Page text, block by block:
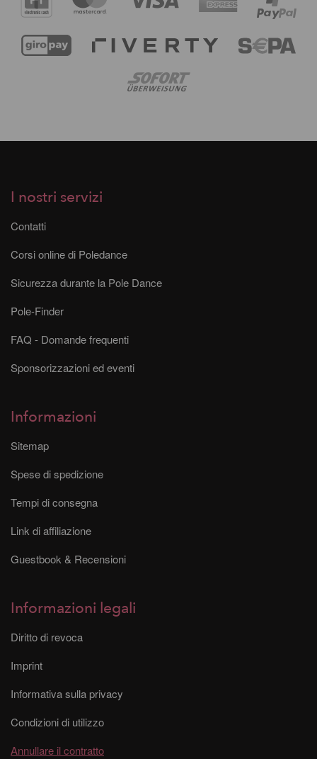
I nostri servizi
Contatti
Corsi online di Poledance
Sicurezza durante la Pole Dance
Pole-Finder
FAQ - Domande frequenti
Sponsorizzazioni ed eventi
Informazioni
Sitemap
Spese di spedizione
Tempi di consegna
Link di affiliazione
Guestbook & Recensioni
Informazioni legali
Diritto di revoca
Imprint
Informativa sulla privacy
Condizioni di utilizzo
Annullare il contratto